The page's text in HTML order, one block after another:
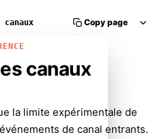
Copy page
canaux
la limite expérimentale de
de canal entrants.